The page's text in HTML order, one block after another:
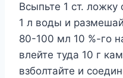
Всыпьте 1 ст. ложку
1 л воды и
80-100 мл 10 %-го
влейте туда 10 г
взболтайте и